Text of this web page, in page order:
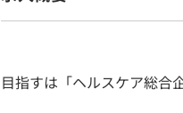
目指すは「ヘルスケア総合